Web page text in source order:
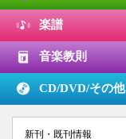
楽譜
音楽教則
CD/DVD/その他
新刊・既刊情報